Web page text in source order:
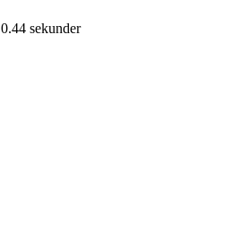
0.44 sekunder